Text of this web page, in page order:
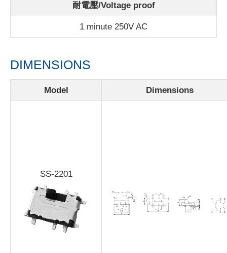
耐電壓/Voltage proof
1 minute 250V AC
DIMENSIONS
Model Dimensions
SS-2201